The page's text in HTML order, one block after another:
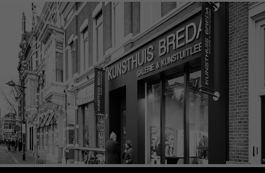
Amstelveenseweg 135
1075 VX Amsterdam
+31 (0)20 2332546
info@kunsthuisamsterdam.nl
Lees meer